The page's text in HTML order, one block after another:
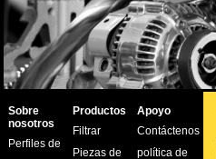
Sobre
nosotros
Perfiles de
Productos
Filtrar
Piezas de
Apoyo
Contáctenos
política de